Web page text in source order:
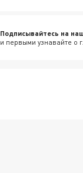
Подписывайтесь на
и первыми узнавайте о